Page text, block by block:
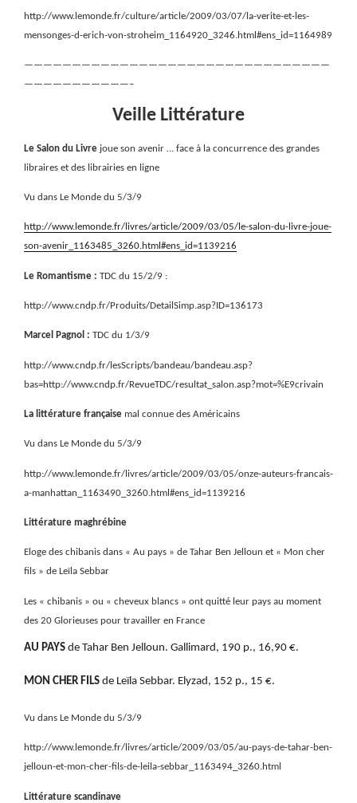
http://www.lemonde.fr/culture/article/2009/03/07/la-verite-et-les-
mensonges-d-erich-von-stroheim_1164920_3246.html#ens_id=1164989
————————————————————————————————
———————————–
Veille Littérature
Le Salon du Livre joue son avenir … face à la concurrence des grandes
libraires et des librairies en ligne
Vu dans Le Monde du 5/3/9
http://www.lemonde.fr/livres/article/2009/03/05/le-salon-du-livre-joue-
son-avenir_1163485_3260.html#ens_id=1139216
Le Romantisme : TDC du 15/2/9 :
http://www.cndp.fr/Produits/DetailSimp.asp?ID=136173
Marcel Pagnol : TDC du 1/3/9
http://www.cndp.fr/lesScripts/bandeau/bandeau.asp?
bas=http://www.cndp.fr/RevueTDC/resultat_salon.asp?mot=%E9crivain
La littérature française mal connue des Américains
Vu dans Le Monde du 5/3/9
http://www.lemonde.fr/livres/article/2009/03/05/onze-auteurs-francais-
a-manhattan_1163490_3260.html#ens_id=1139216
Littérature maghrébine
Eloge des chibanis dans « Au pays » de Tahar Ben Jelloun et « Mon cher
fils » de Leïla Sebbar
Les « chibanis » ou « cheveux blancs » ont quitté leur pays au moment
des 20 Glorieuses pour travailler en France
AU PAYS de Tahar Ben Jelloun. Gallimard, 190 p., 16,90 €.
MON CHER FILS de Leïla Sebbar. Elyzad, 152 p., 15 €.
Vu dans Le Monde du 5/3/9
http://www.lemonde.fr/livres/article/2009/03/05/au-pays-de-tahar-ben-
jelloun-et-mon-cher-fils-de-leila-sebbar_1163494_3260.html
Littérature scandinave